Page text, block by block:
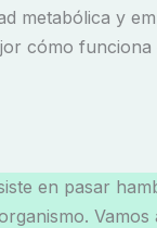
metabólica y
cómo
en pasar